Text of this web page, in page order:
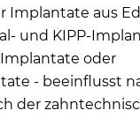
Implantate aus
und KIPP-
oder
- beeinflusst
der